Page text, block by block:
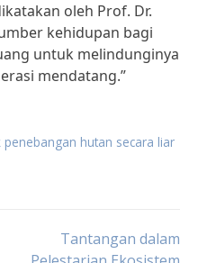
oleh Prof. Dr.
kehidupan bagi
untuk melindunginya
mendatang.”
penebangan hutan secara liar
Tantangan dalam